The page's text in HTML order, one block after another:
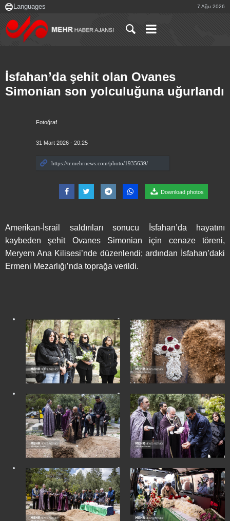
7 Ağu 2026
Fotoğraf
31 Mart 2026 - 20:25
Download photos
İsfahan’da şehit olan Ovanes
Simonian son yolculuğuna uğurlandı
Amerikan-İsrail saldırıları sonucu İsfahan’da hayatını
kaybeden şehit Ovanes Simonian için cenaze töreni,
Meryem Ana Kilisesi’nde düzenlendi; ardından İsfahan’daki
Ermeni Mezarlığı’nda toprağa verildi.